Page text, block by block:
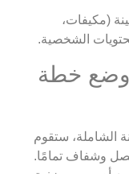
(مكيفات،
الشخصية.
ووضع خطة
الشاملة، ستقوم
وشفاف تمامًا.